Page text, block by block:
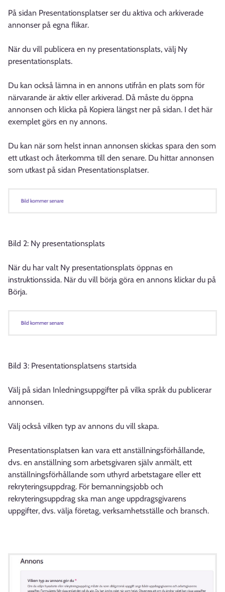
På sidan Presentationsplatser ser du aktiva och arkiverade
annonser på egna flikar.
När du vill publicera en ny presentationsplats, välj Ny
presentationsplats.
Du kan också lämna in en annons utifrån en plats som för
närvarande är aktiv eller arkiverad. Då måste du öppna
annonsen och klicka på Kopiera längst ner på sidan. I det här
exemplet görs en ny annons.
Du kan när som helst innan annonsen skickas spara den som
ett utkast och återkomma till den senare. Du hittar annonsen
som utkast på sidan Presentationsplatser.
Bild 2: Ny presentationsplats
När du har valt Ny presentationsplats öppnas en
instruktionssida. När du vill börja göra en annons klickar du på
Börja.
Bild 3: Presentationsplatsens startsida
Välj på sidan Inledningsuppgifter på vilka språk du publicerar
annonsen.
Välj också vilken typ av annons du vill skapa.
Presentationsplatsen kan vara ett anställningsförhållande,
dvs. en anställning som arbetsgivaren själv anmält, ett
anställningsförhållande som uthyrd arbetstagare eller ett
rekryteringsuppdrag. För bemanningsjobb och
rekryteringsuppdrag ska man ange uppdragsgivarens
uppgifter, dvs. välja företag, verksamhetsställe och bransch.